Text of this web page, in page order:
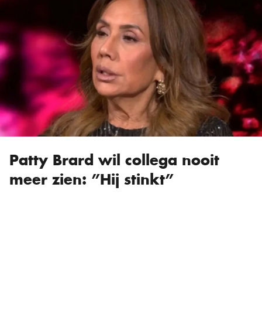
Patty Brard wil collega nooit
meer zien: ”Hij stinkt”